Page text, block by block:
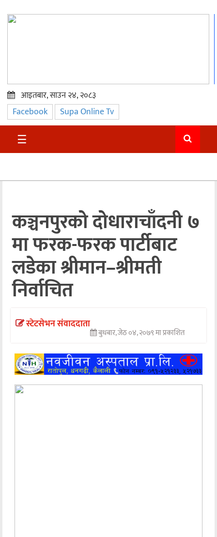
प्रमुख
समाचार
सुदुर
अन्तराष्ट्रिय
अन्तर्वार्ता
अर्थ
खेलकुद
मनोरञ्जन
आइतबार, साउन २४, २०८३
Facebook Supa Online Tv
☰
कञ्चनपुरको दोधाराचाँदनी ७
मा फरक-फरक पार्टीबाट
लडेका श्रीमान–श्रीमती
निर्वाचित
स्टेटसेभन संवाददाता
बुधबार, जेठ ०४, २०७९ मा प्रकाशित